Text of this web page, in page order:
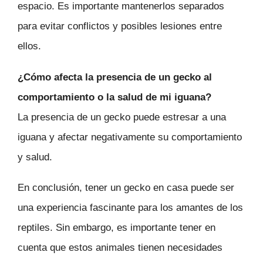
espacio. Es importante mantenerlos separados
para evitar conflictos y posibles lesiones entre
ellos.
¿Cómo afecta la presencia de un gecko al
comportamiento o la salud de mi iguana?
La presencia de un gecko puede estresar a una
iguana y afectar negativamente su comportamiento
y salud.
En conclusión, tener un gecko en casa puede ser
una experiencia fascinante para los amantes de los
reptiles. Sin embargo, es importante tener en
cuenta que estos animales tienen necesidades